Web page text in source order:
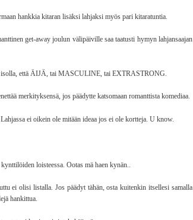
hankkia kitaran lisäksi lahjaksi myös pari kitaratuntia.
get-away joulun välipäiville saa taatusti hymyn lahjansaajan
isolla, että ÄIJÄ, tai MASCULINE, tai EXTRASTRONG.
merkityksensä, jos päädytte katsomaan romanttista komediaa.
ei oikein ole mitään ideaa jos ei ole kortteja. U know.
loisteessa. Ootas mä haen kynän..
ei olisi listalla. Jos päädyt tähän, osta kuitenkin itsellesi samalla
hankittua.